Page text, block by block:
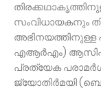
സംവിധായകനും
അഭിനയത്തിനുള്ള
എആർഎം) ആസിഫലി
പ്രത്യേക
ജ്യോതിർമയി